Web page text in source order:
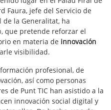
Faura, jefe del Servicio de
de la Generalitat, ha
que pretende reforzar el
en materia de innovación
visibilidad.
profesional, de
así como personas
de Punt TIC han asistido a la
innovación social digital y